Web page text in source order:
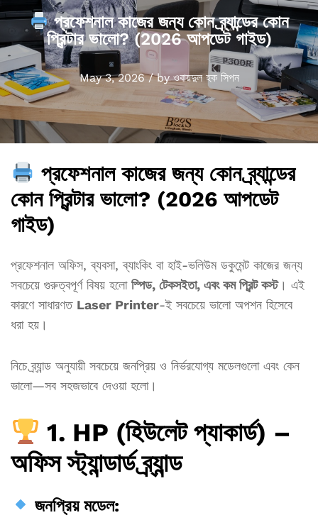
প্রফেশনাল কাজের জন্য কোন ব্র্যান্ডের কোন
প্রিন্টার ভালো? (2026 আপডেট গাইড)
May 3, 2026/byওবায়দুল হক সিপন
প্রফেশনাল কাজের জন্য কোন ব্র্যান্ডের
কোন প্রিন্টার ভালো? (2026 আপডেট
গাইড)
প্রফেশনাল অফিস, ব্যবসা, ব্যাংকিং বা হাই-ভলিউম ডকুমেন্ট কাজের জন্য
সবচেয়ে গুরুত্বপূর্ণ বিষয় হলো স্পিড, টেকসইতা, এবং কম প্রিন্ট কস্ট। এই
কারণে সাধারণত Laser Printer-ই সবচেয়ে ভালো অপশন হিসেবে
ধরা হয়।
নিচে ব্র্যান্ড অনুযায়ী সবচেয়ে জনপ্রিয় ও নির্ভরযোগ্য মডেলগুলো এবং কেন
ভালো—সব সহজভাবে দেওয়া হলো।
1. HP (হিউলেট প্যাকার্ড) –
অফিস স্ট্যান্ডার্ড ব্র্যান্ড
জনপ্রিয় মডেল: